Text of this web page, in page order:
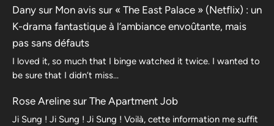
Dany sur Mon avis sur « The East Palace » (Netflix) : un
K-drama fantastique à l’ambiance envoûtante, mais
pas sans défauts
I loved it, so much that I binge watched it twice. I wanted to
be sure that I didn’t miss…
Rose Areline sur The Apartment Job
Ji Sung ! Ji Sung ! Ji Sung ! Voilà, cette information me suffit